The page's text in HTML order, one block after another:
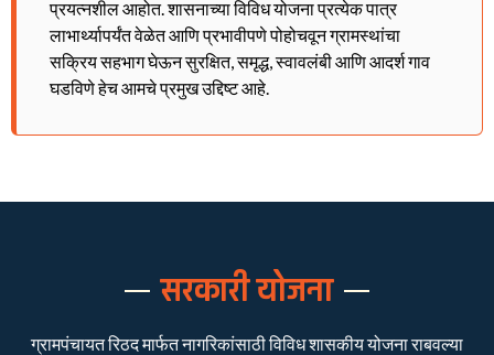
प्रयत्नशील आहोत. शासनाच्या विविध योजना प्रत्येक पात्र
लाभार्थ्यापर्यंत वेळेत आणि प्रभावीपणे पोहोचवून ग्रामस्थांचा
सक्रिय सहभाग घेऊन सुरक्षित, समृद्ध, स्वावलंबी आणि आदर्श गाव
घडविणे हेच आमचे प्रमुख उद्दिष्ट आहे.
सरकारी योजना
ग्रामपंचायत रिठद मार्फत नागरिकांसाठी विविध शासकीय योजना राबवल्या